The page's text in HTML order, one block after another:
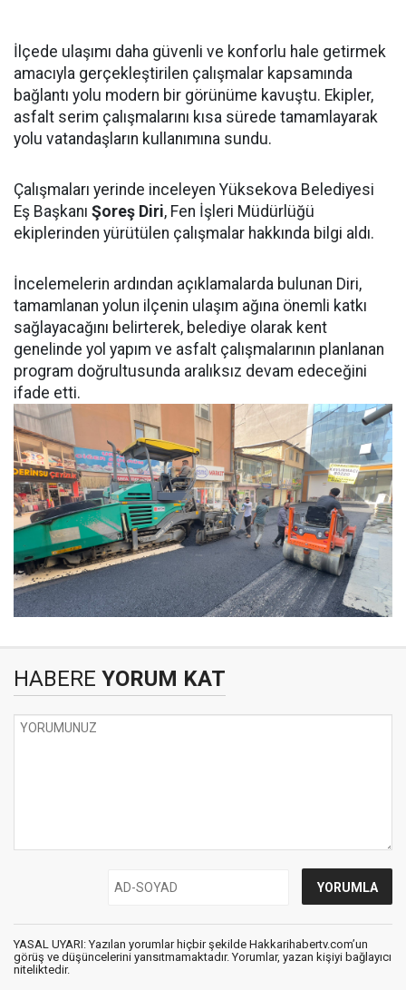
İlçede ulaşımı daha güvenli ve konforlu hale getirmek
amacıyla gerçekleştirilen çalışmalar kapsamında
bağlantı yolu modern bir görünüme kavuştu. Ekipler,
asfalt serim çalışmalarını kısa sürede tamamlayarak
yolu vatandaşların kullanımına sundu.
Çalışmaları yerinde inceleyen Yüksekova Belediyesi
Eş Başkanı Şoreş Diri, Fen İşleri Müdürlüğü
ekiplerinden yürütülen çalışmalar hakkında bilgi aldı.
İncelemelerin ardından açıklamalarda bulunan Diri,
tamamlanan yolun ilçenin ulaşım ağına önemli katkı
sağlayacağını belirterek, belediye olarak kent
genelinde yol yapım ve asfalt çalışmalarının planlanan
program doğrultusunda aralıksız devam edeceğini
ifade etti.
HABERE YORUM KAT
YASAL UYARI: Yazılan yorumlar hiçbir şekilde Hakkarihabertv.com’un
görüş ve düşüncelerini yansıtmamaktadır. Yorumlar, yazan kişiyi bağlayıcı
niteliktedir.